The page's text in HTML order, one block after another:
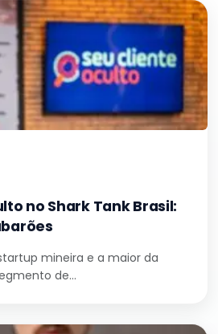
no Shark Tank Brasil:
mineira e a maior da
de…